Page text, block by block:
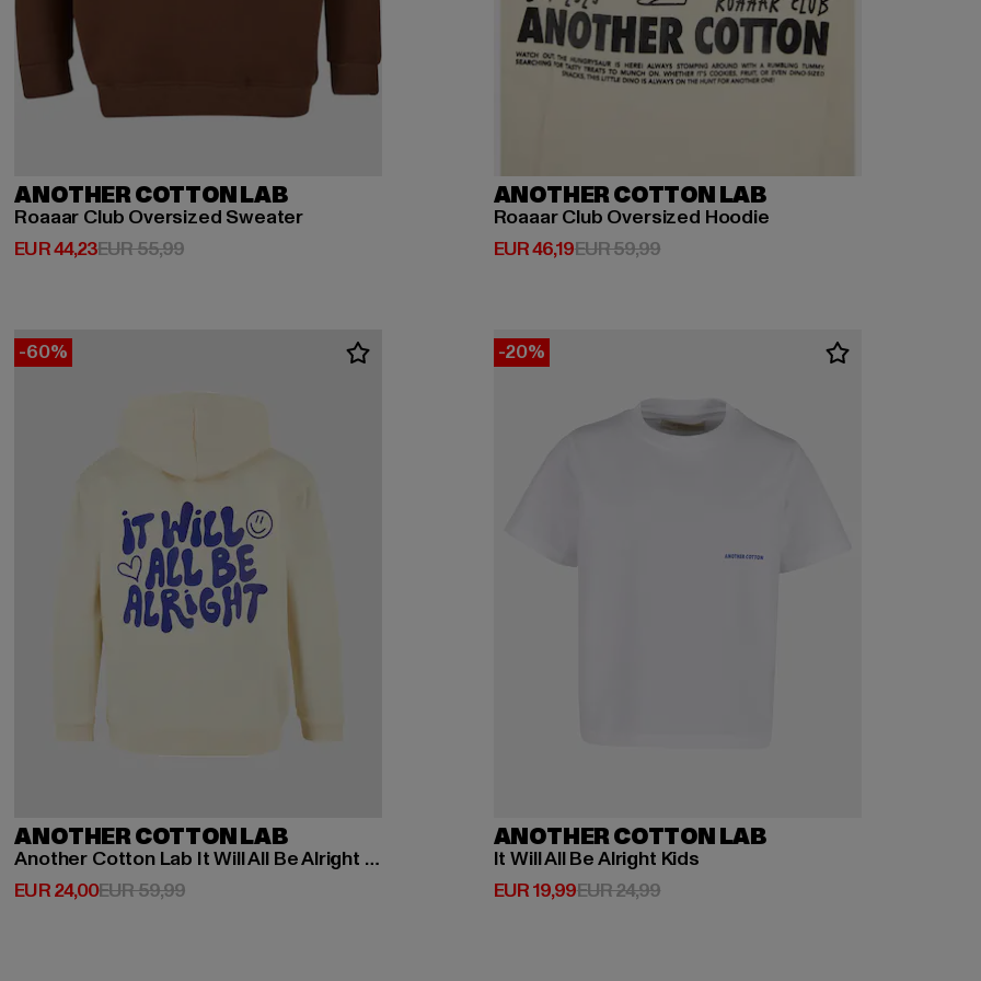
ANOTHER COTTON LAB
Roaaar Club Oversized Sweater
EUR 44,23
Derzeitiger Preis: EUR 44,23
EUR 55,99Aktionspreis: EUR 55,99
ANOTHER COTTON LAB
Roaaar Club Oversized Hoodie
EUR 46,19
Derzeitiger Preis: EUR 46,19
EUR 59,99Aktionspreis: EUR 59,99
-60%
ANOTHER COTTON LAB
Another Cotton Lab It Will All Be Alright Kids Hoodie
EUR 24,00
Derzeitiger Preis: EUR 24,00
EUR 59,99Aktionspreis: EUR 59,99
-20%
ANOTHER COTTON LAB
It Will All Be Alright Kids
EUR 19,99
Derzeitiger Preis: EUR 19,99
EUR 24,99Aktionspreis: EUR 24,99